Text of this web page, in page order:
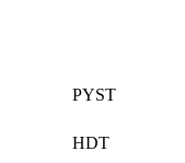
PYST
HDT